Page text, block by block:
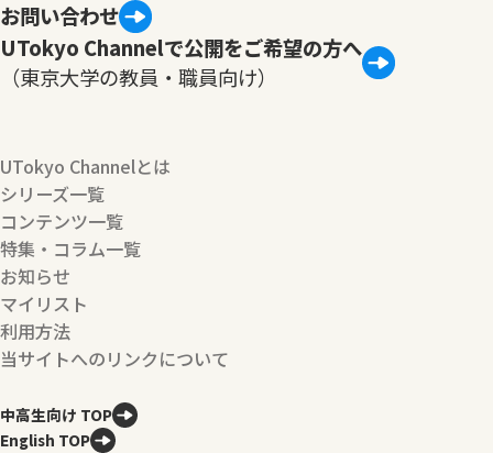
お問い合わせ
UTokyo Channelで公開をご希望の方へ
（東京大学の教員・職員向け）
UTokyo Channelとは
シリーズ一覧
コンテンツ一覧
特集・コラム一覧
お知らせ
マイリスト
利用方法
当サイトへのリンクについて
中高生向け TOP
English TOP